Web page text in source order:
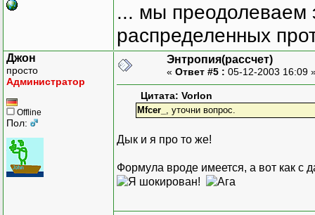
... мы преодолеваем
распределенных
Джон
просто
Администратор
Offline
Пол:
Энтропия(рассчет)
« Ответ #5 : 05-12-2003 16:09
Цитата: Vorlon
Mfcer_
, уточни вопрос.
Дык и я про то же!
Формула вроде имеется, а вот как с